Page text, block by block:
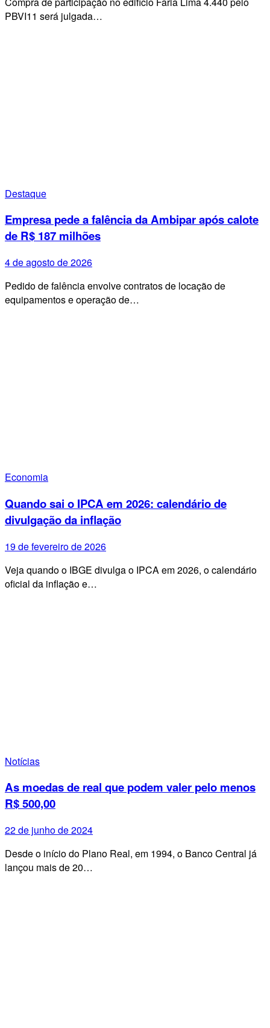
PBVI11 será julgada…
Destaque
Empresa pede a falência da Ambipar após calote
de R$ 187 milhões
4 de agosto de 2026
Pedido de falência envolve contratos de locação de
equipamentos e operação de…
Economia
Quando sai o IPCA em 2026: calendário de
divulgação da inflação
19 de fevereiro de 2026
Veja quando o IBGE divulga o IPCA em 2026, o calendário
oficial da inflação e…
Notícias
As moedas de real que podem valer pelo menos
R$ 500,00
22 de junho de 2024
Desde o início do Plano Real, em 1994, o Banco Central já
lançou mais de 20…